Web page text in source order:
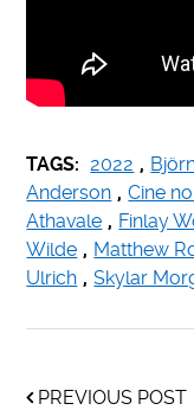
TAGS: 2022 ,
Anderson , Cine
Athavale , Finlay
Wilde , Matthew
Ulrich , Skylar
PREVIOUS POST